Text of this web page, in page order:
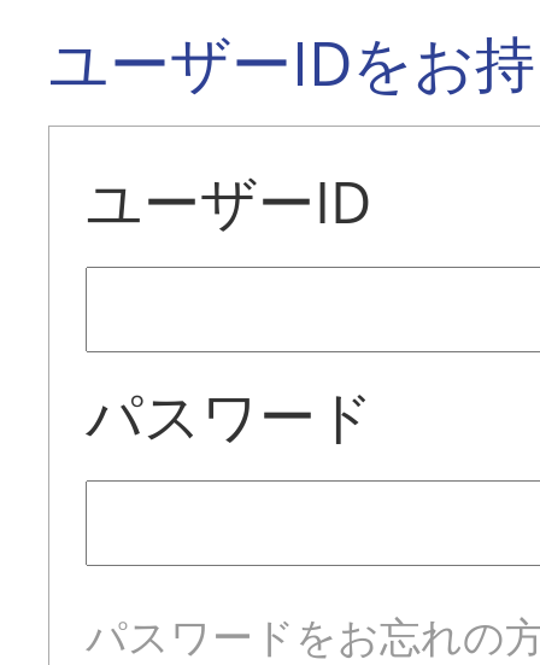
ユーザーIDをお
ユーザーID
パスワード
パスワードをお忘れの